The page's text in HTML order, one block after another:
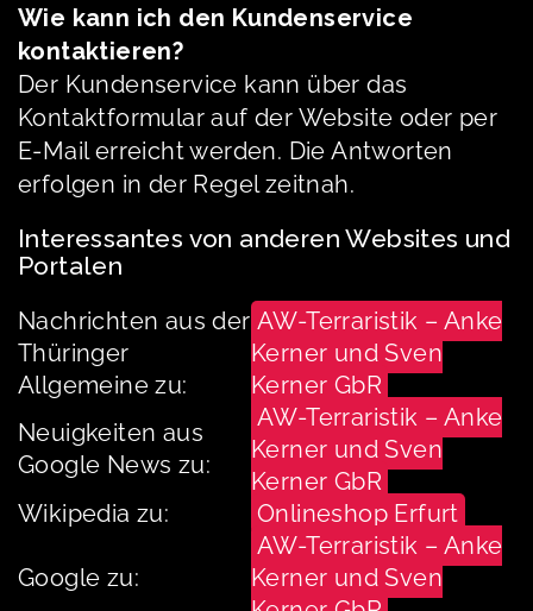
Wie kann ich den Kundenservice
kontaktieren?
Der Kundenservice kann über das
Kontaktformular auf der Website oder per
E-Mail erreicht werden. Die Antworten
erfolgen in der Regel zeitnah.
Interessantes von anderen Websites und
Portalen
Nachrichten aus der
Thüringer
Allgemeine zu:
AW-Terraristik – Anke
Kerner und Sven
Kerner GbR
Neuigkeiten aus
Google News zu:
AW-Terraristik – Anke
Kerner und Sven
Kerner GbR
Wikipedia zu:
Onlineshop Erfurt
Google zu:
AW-Terraristik – Anke
Kerner und Sven